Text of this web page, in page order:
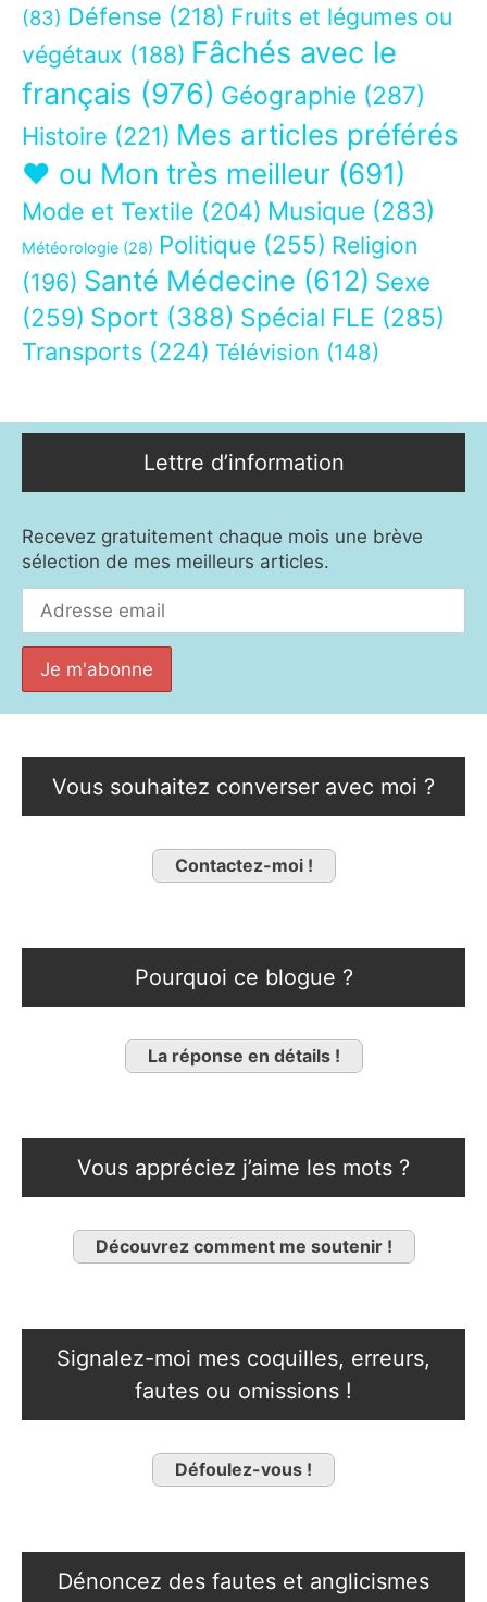
(83) Défense (218) Fruits et légumes ou
végétaux (188) Fâchés avec le
français (976) Géographie (287)
Histoire (221) Mes articles préférés
❤ ou Mon très meilleur (691)
Mode et Textile (204) Musique (283)
Météorologie (28) Politique (255) Religion
(196) Santé Médecine (612) Sexe
(259) Sport (388) Spécial FLE (285)
Transports (224) Télévision (148)
Lettre d’information
Recevez gratuitement chaque mois une brève
sélection de mes meilleurs articles.
Vous souhaitez converser avec moi ?
Contactez-moi !
Pourquoi ce blogue ?
La réponse en détails !
Vous appréciez j’aime les mots ?
Découvrez comment me soutenir !
Signalez-moi mes coquilles, erreurs,
fautes ou omissions !
Défoulez-vous !
Dénoncez des fautes et anglicismes